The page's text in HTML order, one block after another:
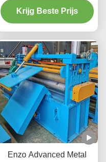
maten en vormen
Krijg Beste Prijs
Enzo Advanced Metal